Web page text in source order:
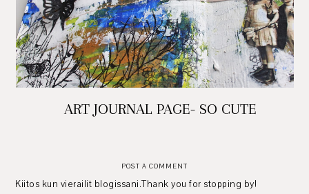
ART JOURNAL PAGE- SO CUTE
POST A COMMENT
Kiitos kun vierailit blogissani.Thank you for stopping by!